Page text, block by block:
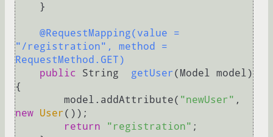
@RequestMapping(value =
"/registration", method =
RequestMethod.GET)
public
String getUser (Model model)
{
        model.addAttribute(
"newUser"
new User());
return
"registration" ;